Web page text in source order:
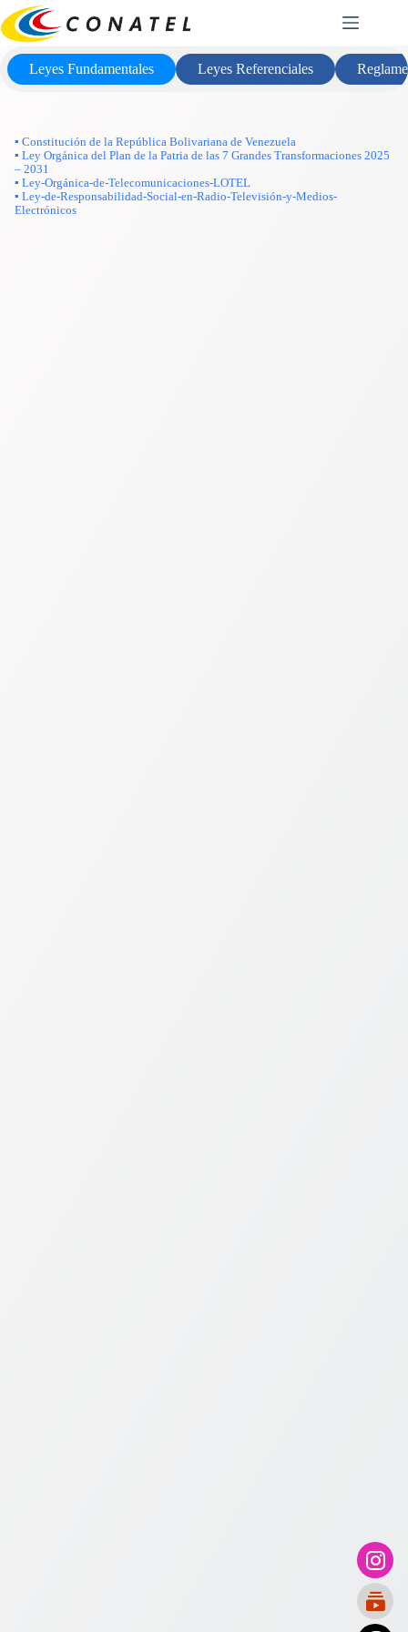
Saltar
al
contenido
Marco Legal
Leyes Fundamentales Leyes Referenciales
▪ Constitución de la República Bolivariana de Venezuela
▪ Ley Orgánica del Plan de la Patria de las 7 Grandes Transformaciones 2025
– 2031
▪ Ley-Orgánica-de-Telecomunicaciones-LOTEL
▪ Ley-de-Responsabilidad-Social-en-Radio-Televisión-y-Medios-
Electrónicos